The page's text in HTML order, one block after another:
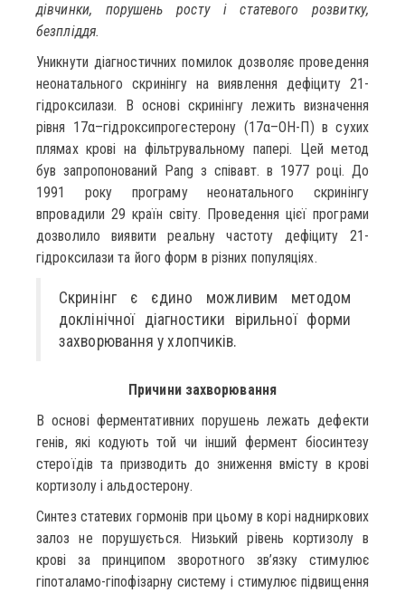
дівчинки, порушень росту і статевого розвитку,
безпліддя.
Уникнути діагностичних помилок дозволяє проведення
неонатального скринінгу на виявлення дефіциту 21-
гідроксилази. В основі скринінгу лежить визначення
рівня 17α–гідроксипрогестерону (17α–ОН-П) в сухих
плямах крові на фільтрувальному папері. Цей метод
був запропонований Pang з співавт. в 1977 році. До
1991 року програму неонатального скринінгу
впровадили 29 країн світу. Проведення цієї програми
дозволило виявити реальну частоту дефіциту 21-
гідроксилази та його форм в різних популяціях.
Скринінг є єдино можливим методом
доклінічної діагностики вірильної форми
захворювання у хлопчиків.
Причини захворювання
В основi ферментативних порушень лежать дефекти
генiв, якi кодують той чи iнший фермент бiосинтезу
стероїдiв та призводить до зниження вмісту в крові
кортизолу і альдостерону.
Синтез статевих гормонів при цьому в корі надниркових
залоз не порушується. Низький рівень кортизолу в
крові за принципом зворотного зв’язку стимулює
гіпоталамо-гіпофізарну систему і стимулює підвищення